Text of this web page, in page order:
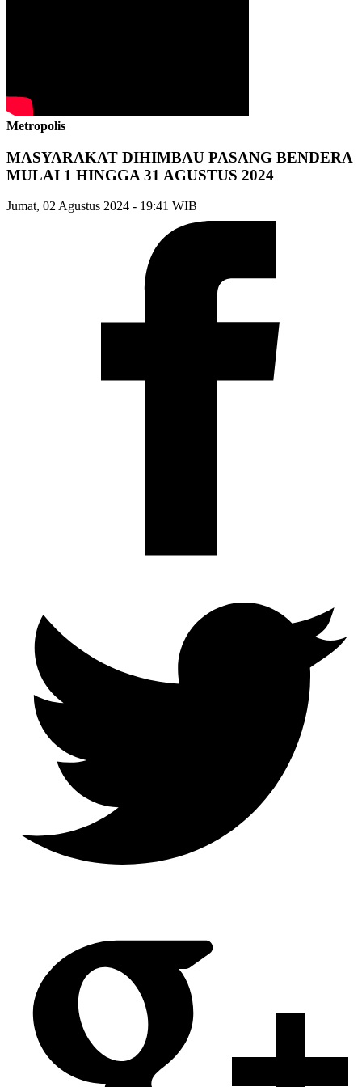
Metropolis
MASYARAKAT DIHIMBAU PASANG BENDERA
MULAI 1 HINGGA 31 AGUSTUS 2024
Jumat, 02 Agustus 2024 - 19:41 WIB